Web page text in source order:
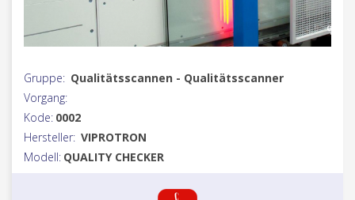
Gruppe: Qualitätsscannen - Qualitätsscanner
Vorgang:
Kode: 0002
Hersteller: VIPROTRON
Modell: QUALITY CHECKER